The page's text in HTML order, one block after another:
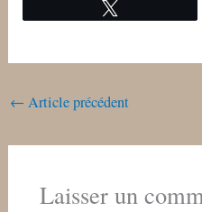
← Article précédent
Laisser un